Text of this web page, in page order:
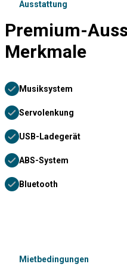
Ausstattung
Premium-
Merkmale
Musiksystem
Servolenkung
USB-Ladegerät
ABS-System
Bluetooth
Mietbedingungen